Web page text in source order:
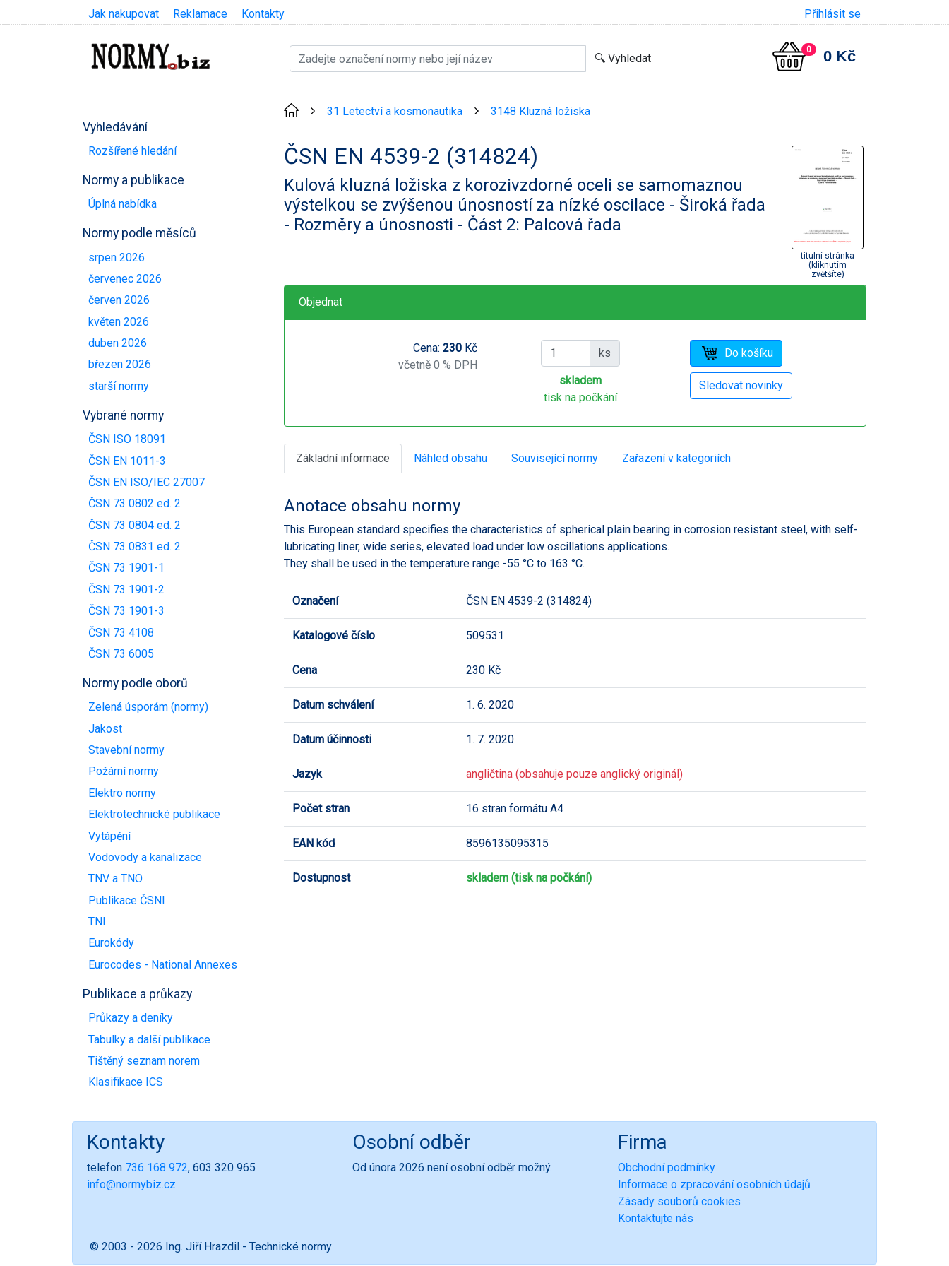
Jak nakupovat Reklamace Kontakty Přihlásit se
0 0 Kč
Vyhledávání
Rozšířené hledání
Normy a publikace
Úplná nabídka
Normy podle měsíců
srpen 2026
červenec 2026
červen 2026
květen 2026
duben 2026
březen 2026
starší normy
Vybrané normy
ČSN ISO 18091
ČSN EN 1011-3
ČSN EN ISO/IEC 27007
ČSN 73 0802 ed. 2
ČSN 73 0804 ed. 2
ČSN 73 0831 ed. 2
ČSN 73 1901-1
ČSN 73 1901-2
ČSN 73 1901-3
ČSN 73 4108
ČSN 73 6005
Normy podle oborů
Zelená úsporám (normy)
Jakost
Stavební normy
Požární normy
Elektro normy
Elektrotechnické publikace
Vytápění
Vodovody a kanalizace
TNV a TNO
Publikace ČSNI
TNI
Eurokódy
Eurocodes - National Annexes
Publikace a průkazy
Průkazy a deníky
Tabulky a další publikace
Tištěný seznam norem
Klasifikace ICS
31 Letectví a kosmonautika 3148 Kluzná ložiska
ČSN EN 4539-2 (314824)
Kulová kluzná ložiska z korozivzdorné oceli se samomaznou
výstelkou se zvýšenou únosností za nízké oscilace - Široká řada
- Rozměry a únosnosti - Část 2: Palcová řada
titulní stránka
(kliknutím
zvětšíte)
Objednat
Cena: 230Kč
včetně 0 % DPH
ks
skladem
tisk na počkání
Základní informace Náhled obsahu Související normy Zařazení v kategoriích
Anotace obsahu normy
This European standard specifies the characteristics of spherical plain bearing in corrosion resistant steel, with self-
lubricating liner, wide series, elevated load under low oscillations applications.
They shall be used in the temperature range -55 °C to 163 °C.
Označení ČSN EN 4539-2 (314824)
Katalogové číslo 509531
Cena 230 Kč
Datum schválení 1. 6. 2020
Datum účinnosti 1. 7. 2020
Jazyk angličtina (obsahuje pouze anglický originál)
Počet stran 16 stran formátu A4
EAN kód 8596135095315
Dostupnost skladem (tisk na počkání)
Kontakty
telefon 736 168 972, 603 320 965
info@normybiz.cz
Osobní odběr
Od února 2026 není osobní odběr možný.
Firma
Obchodní podmínky
Informace o zpracování osobních údajů
Zásady souborů cookies
Kontaktujte nás
© 2003 - 2026 Ing. Jiří Hrazdil - Technické normy